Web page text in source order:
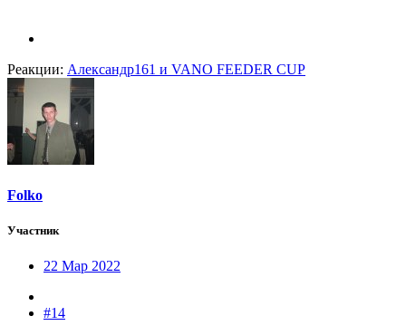
Реакции: Александр161 и VANO FEEDER CUP
Folko
Участник
22 Мар 2022
#14